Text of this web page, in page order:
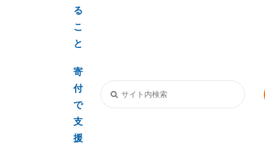
る
こ
と
寄
付
で
支
援